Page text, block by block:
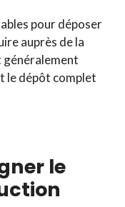
pour déposer
auprès de la
généralement
le dépôt complet
le